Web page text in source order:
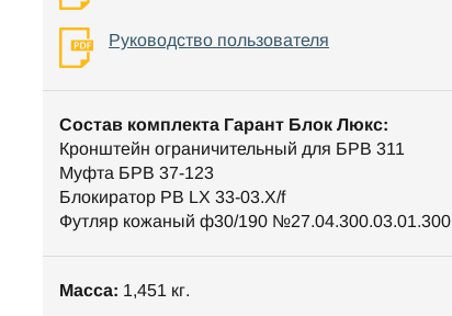
Руководство пользователя
Состав комплекта Гарант Блок Люкс:
Кронштейн ограничительный для БРВ 311
Муфта БРВ 37-123
Блокиратор РВ LX 33-03.X/f
Футляр кожаный ф30/190 №27.04.300.03.01.300
Масса: 1,451 кг.